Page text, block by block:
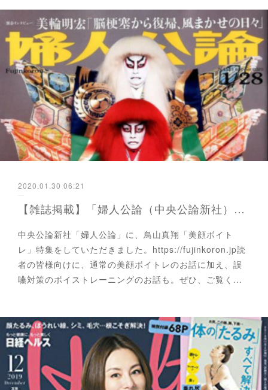
2020.01.30 06:21
【雑誌掲載】「婦人公論（中央公論新社）1月２８日号」に掲載されました。
中央公論新社「婦人公論」に、鳥山真翔「美顔ボイト
レ」特集をしていただきました。https://fujinkoron.jp読
者の皆様向けに、通常の美顔ボイトレのお話に加え、誤
嚥対策のボイストレーニングのお話も。ぜひ、ご覧く…